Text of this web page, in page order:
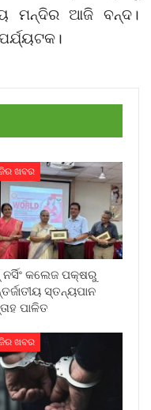
ମନ୍ଦିର ଆଜି ବନ୍ଦ।
ଖବର
କଲେଜ ପକ୍ଷରୁ
ସ୍ତନ୍ୟପାନ
ପାଳିତ
ଖବର